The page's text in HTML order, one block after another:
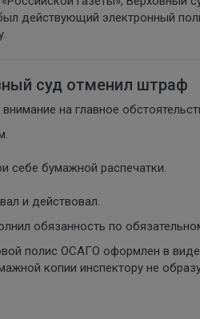
действующий электронный
суд отменил штраф
на главное
себе бумажной распечатки.
и действовал.
обязанность по
полис ОСАГО оформлен в
копии инспектору не